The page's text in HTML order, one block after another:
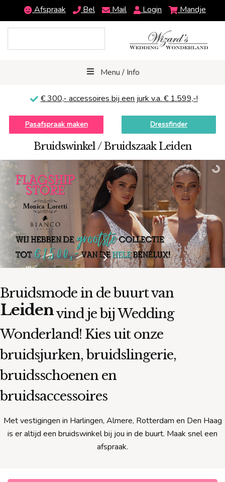
Afspraak Bel Mail Login Mandje
Menu / Info
€ 300,- accessoires bij een jurk v.a. € 1.599,-!
Pasafspraak maken Dressfinder
Bruidswinkel / Bruidszaak Leiden
Bruidsmode in de buurt van
Leidenvind je bij Wedding
Wonderland! Kies uit onze
bruidsjurken, bruidslingerie,
bruidsschoenen en
bruidsaccessoires
Met vestigingen in Harlingen, Almere, Rotterdam en Den Haag
is er altijd een bruidswinkel bij jou in de buurt. Maak snel een
afspraak.